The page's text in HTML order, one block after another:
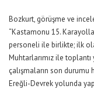
Bozkurt, görüşme ve
“Kastamonu 15.
personeli ile birlikte; ilk
Muhtarlarımız ile
çalışmaların son durumu
Ereğli-Devrek yolunda